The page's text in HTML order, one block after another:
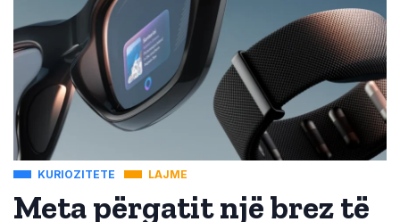
KURIOZITETE LAJME
Meta përgatit një brez të